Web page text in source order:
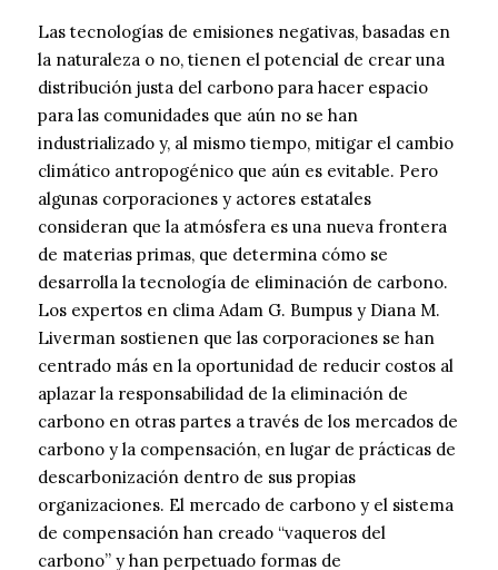
Las tecnologías de emisiones negativas, basadas en
la naturaleza o no, tienen el potencial de crear una
distribución justa del carbono para hacer espacio
para las comunidades que aún no se han
industrializado y, al mismo tiempo, mitigar el cambio
climático antropogénico que aún es evitable. Pero
algunas corporaciones y actores estatales
consideran que la atmósfera es una nueva frontera
de materias primas, que determina cómo se
desarrolla la tecnología de eliminación de carbono.
Los expertos en clima Adam G. Bumpus y Diana M.
Liverman sostienen que las corporaciones se han
centrado más en la oportunidad de reducir costos al
aplazar la responsabilidad de la eliminación de
carbono en otras partes a través de los mercados de
carbono y la compensación, en lugar de prácticas de
descarbonización dentro de sus propias
organizaciones. El mercado de carbono y el sistema
de compensación han creado “vaqueros del
carbono” y han perpetuado formas de